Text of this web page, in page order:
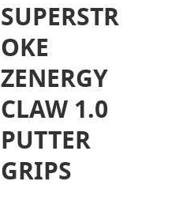
SUPERSTR
OKE
ZENERGY
CLAW 1.0
PUTTER
GRIPS